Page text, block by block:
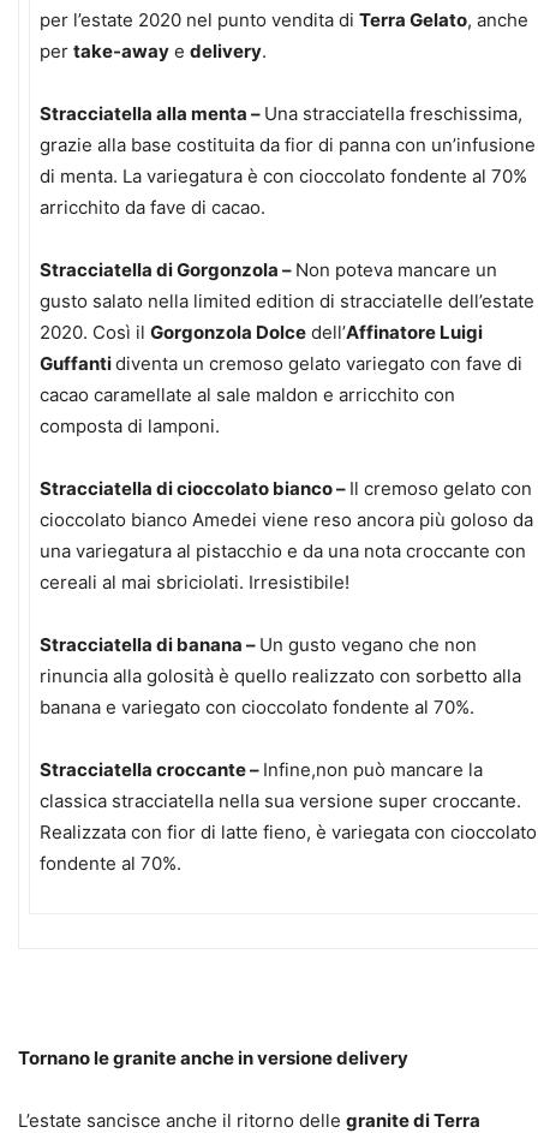
per l’estate 2020 nel punto vendita di Terra Gelato, anche
per take-away e delivery.
Stracciatella alla menta – Una stracciatella freschissima,
grazie alla base costituita da fior di panna con un’infusione
di menta. La variegatura è con cioccolato fondente al 70%
arricchito da fave di cacao.
Stracciatella di Gorgonzola – Non poteva mancare un
gusto salato nella limited edition di stracciatelle dell’estate
2020. Così il Gorgonzola Dolce dell’Affinatore Luigi
Guffantidiventa un cremoso gelato variegato con fave di
cacao caramellate al sale maldon e arricchito con
composta di lamponi.
Stracciatella di cioccolato bianco – Il cremoso gelato con
cioccolato bianco Amedei viene reso ancora più goloso da
una variegatura al pistacchio e da una nota croccante con
cereali al mai sbriciolati. Irresistibile!
Stracciatella di banana – Un gusto vegano che non
rinuncia alla golosità è quello realizzato con sorbetto alla
banana e variegato con cioccolato fondente al 70%.
Stracciatella croccante – Infine,non può mancare la
classica stracciatella nella sua versione super croccante.
Realizzata con fior di latte fieno, è variegata con cioccolato
fondente al 70%.
Tornano le granite anche in versione delivery
L’estate sancisce anche il ritorno delle granite di Terra